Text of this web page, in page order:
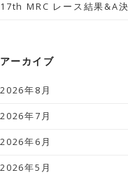
17th MRC レース結果&A
アーカイブ
2026年8月
2026年7月
2026年6月
2026年5月